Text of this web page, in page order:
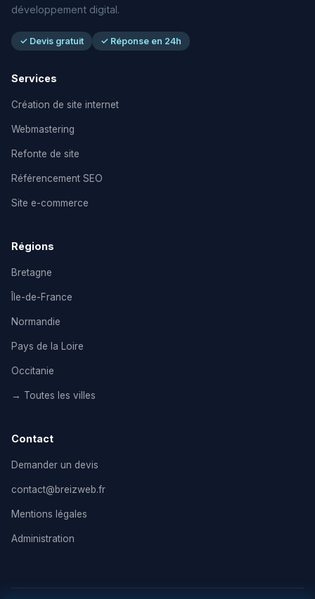
développement digital.
✓ Devis gratuit ✓ Réponse en 24h
Services
Création de site internet
Webmastering
Refonte de site
Référencement SEO
Site e-commerce
Régions
Bretagne
Île-de-France
Normandie
Pays de la Loire
Occitanie
→ Toutes les villes
Contact
Demander un devis
contact@breizweb.fr
Mentions légales
Administration